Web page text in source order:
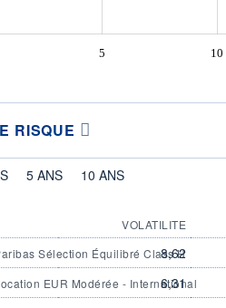
5 10
RISQUE
5 ANS 10 ANS
VOLATILITE
Sélection Équilibré Class H
8,62
EUR Modérée - International
6,31